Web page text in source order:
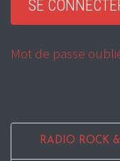
Mot de passe
RADIO ROCK